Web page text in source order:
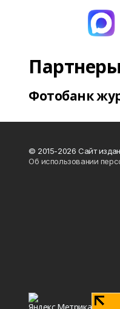
Партнеры
Фотобанк
© 2015-2026 Сайт
Об использовании